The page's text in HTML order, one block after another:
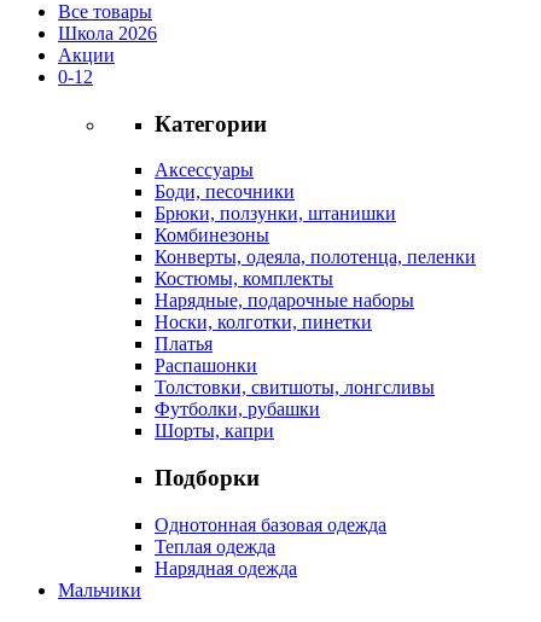
Все товары
Школа 2026
Акции
0-12
Категории
Аксессуары
Боди, песочники
Брюки, ползунки, штанишки
Комбинезоны
Конверты, одеяла, полотенца, пеленки
Костюмы, комплекты
Нарядные, подарочные наборы
Носки, колготки, пинетки
Платья
Распашонки
Толстовки, свитшоты, лонгсливы
Футболки, рубашки
Шорты, капри
Подборки
Однотонная базовая одежда
Теплая одежда
Нарядная одежда
Мальчики